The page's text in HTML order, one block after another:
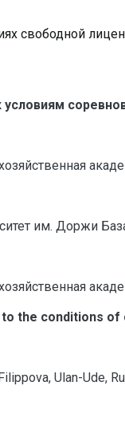
свободной
им. Доржи
the conditions
Ulan-Ude,